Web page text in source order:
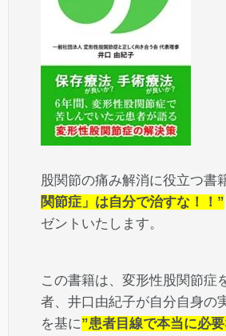
股関節の痛み解消に役立つ書
関節症」は自分で治すな！！”
ゼントいたします。
この書籍は、変形性股関節症
者、井口由紀子が自分自身の
を基に”患者目線で本当に必